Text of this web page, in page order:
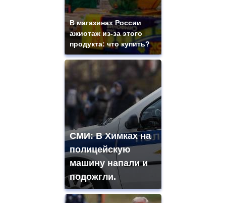
В магазинах России
ажиотаж из-за этого
продукта: что купить?
СМИ: В Химках на
полицейскую
машину напали и
подожгли.